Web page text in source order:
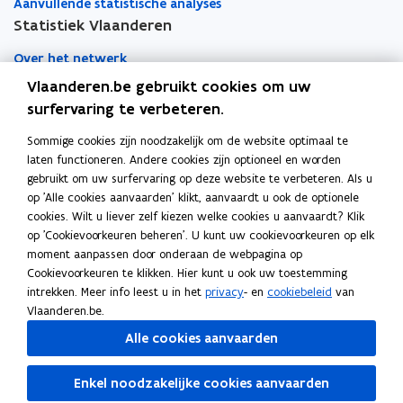
a
e
n
a
e
n
Aanvullende statistische analyses
Statistiek Vlaanderen
Over het netwerk
Academische samenwerking
Nieuws
Evenementen
Contact
Pers
Volg Statistiek Vlaanderen op
Linkedin
opent in nieuw venster
Vlaanderen.be gebruikt cookies om uw
surfervaring te verbeteren.
Sommige cookies zijn noodzakelijk om de website optimaal te
laten functioneren. Andere cookies zijn optioneel en worden
gebruikt om uw surfervaring op deze website te verbeteren. Als u
op 'Alle cookies aanvaarden' klikt, aanvaardt u ook de optionele
cookies. Wilt u liever zelf kiezen welke cookies u aanvaardt? Klik
op 'Cookievoorkeuren beheren'. U kunt uw cookievoorkeuren op elk
moment aanpassen door onderaan de webpagina op
Cookievoorkeuren te klikken. Hier kunt u ook uw toestemming
intrekken. Meer info leest u in het privacy- en cookiebeleid van
Vlaanderen.be.
Alle cookies aanvaarden
Enkel noodzakelijke cookies aanvaarden